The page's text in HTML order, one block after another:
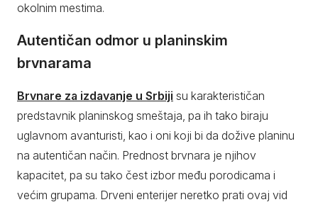
okolnim mestima.
Autentičan odmor u planinskim
brvnarama
Brvnare za izdavanje u Srbiji su karakterističan
predstavnik planinskog smeštaja, pa ih tako biraju
uglavnom avanturisti, kao i oni koji bi da dožive planinu
na autentičan način. Prednost brvnara je njihov
kapacitet, pa su tako čest izbor među porodicama i
većim grupama. Drveni enterijer neretko prati ovaj vid